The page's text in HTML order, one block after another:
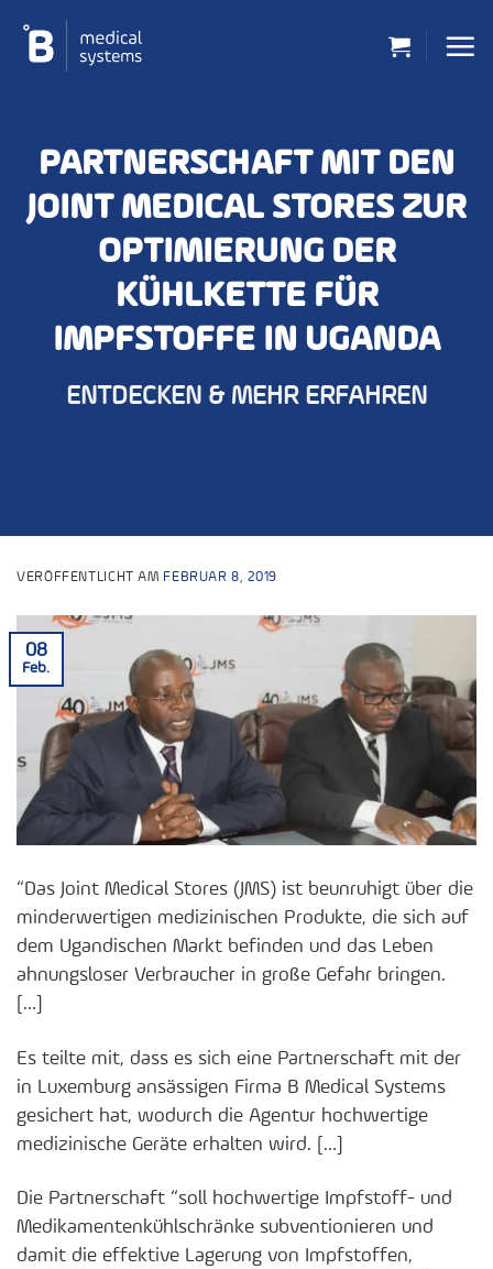
Inhalt
springen
PARTNERSCHAFT MIT DEN
JOINT MEDICAL STORES ZUR
OPTIMIERUNG DER
KÜHLKETTE FÜR
IMPFSTOFFE IN UGANDA
ENTDECKEN & MEHR ERFAHREN
VERÖFFENTLICHT AM FEBRUAR 8, 2019
08
Feb.
“Das Joint Medical Stores (JMS) ist beunruhigt über die
minderwertigen medizinischen Produkte, die sich auf
dem Ugandischen Markt befinden und das Leben
ahnungsloser Verbraucher in große Gefahr bringen.
[…]
Es teilte mit, dass es sich eine Partnerschaft mit der
in Luxemburg ansässigen Firma B Medical Systems
gesichert hat, wodurch die Agentur hochwertige
medizinische Geräte erhalten wird. […]
Die Partnerschaft “soll hochwertige Impfstoff- und
Medikamentenkühlschränke subventionieren und
damit die effektive Lagerung von Impfstoffen,